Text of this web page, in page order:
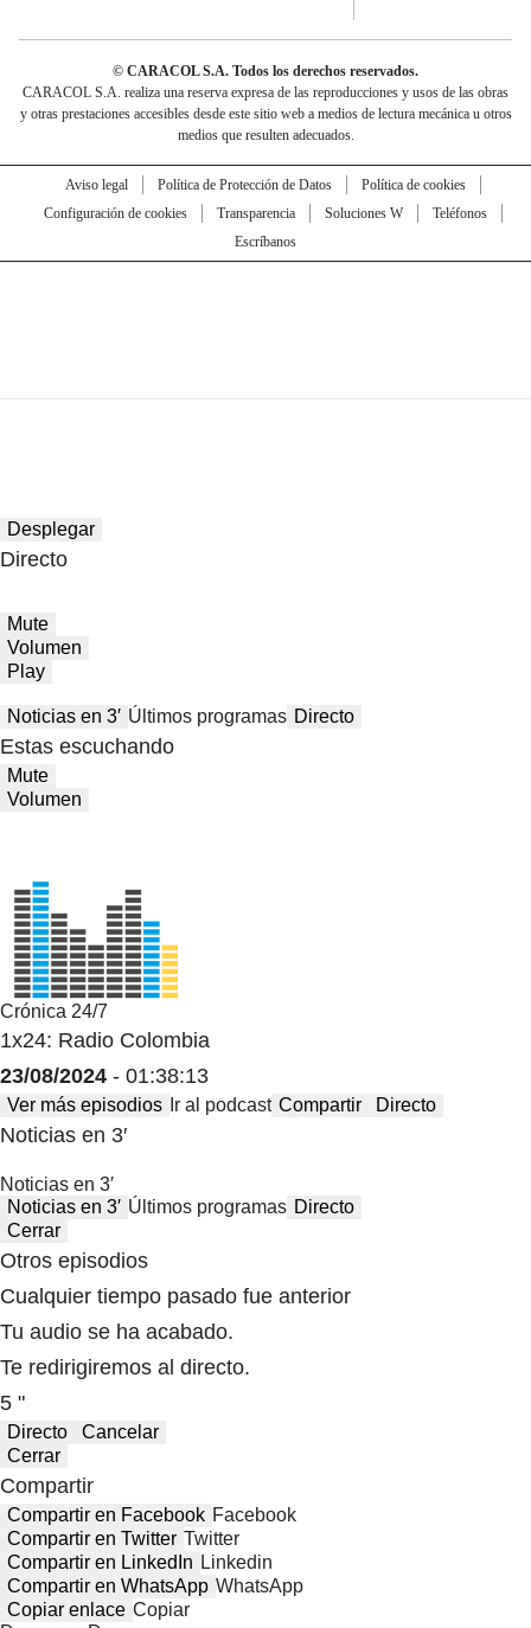
© CARACOL S.A. Todos los derechos reservados.
CARACOL S.A. realiza una reserva expresa de las reproducciones y usos de las obras
y otras prestaciones accesibles desde este sitio web a medios de lectura mecánica u otros
medios que resulten adecuados.
Aviso legal Política de Protección de Datos
Política de cookies
Configuración de cookies
Transparencia Soluciones W
Teléfonos
Escríbanos
Desplegar
Directo
Mute
Volumen
Play
Noticias en 3′ Últimos programas Directo
Estas escuchando
Mute
Volumen
Crónica 24/7
1x24: Radio Colombia
23/08/2024 - 01:38:13
Ver más episodios Ir al podcast Compartir Directo
Noticias en 3′
Noticias en 3′
Noticias en 3′ Últimos programas Directo
Cerrar
Otros episodios
Cualquier tiempo pasado fue anterior
Tu audio se ha acabado.
Te redirigiremos al directo.
5 "
Directo
Cancelar
Cerrar
Compartir
Compartir en Facebook Facebook
Compartir en Twitter Twitter
Compartir en LinkedIn Linkedin
Compartir en WhatsApp WhatsApp
Copiar enlace Copiar